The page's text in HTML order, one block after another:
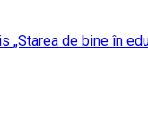
„Starea de bine în